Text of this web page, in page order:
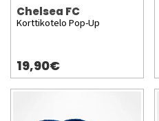
Chelsea FC
Korttikotelo Pop-Up
19,90€